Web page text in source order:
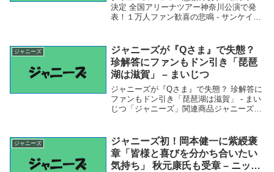
決定 全国アリーナツアー神奈川公演で発
表！１万人ファン歓喜の悲鳴 - サンケイス
アリーナツアー神奈川公演で発表！１万人
ファン歓...
ジャニーズ
ジャニーズが『Qさま』で失態？
珍解答にファンもドン引き「琵琶
湖は滋賀」 – まいじつ
ジャニーズが『Qさま』で失態？ 珍解答に
ファンもドン引き「琵琶湖は滋賀」 - まい
じつ「ジャニーズ」関連商品ジャニーズが
ズが『Qさま』で失態？ 珍解答にファ...
ジャニーズ
ジャニーズ初！岡本健一に紫綬褒
章「皆様と喜びを分かち合いたい
気持ち」 秋元康氏も受章 – ニッカ